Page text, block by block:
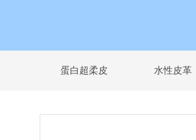
蛋白超柔皮 水性皮革